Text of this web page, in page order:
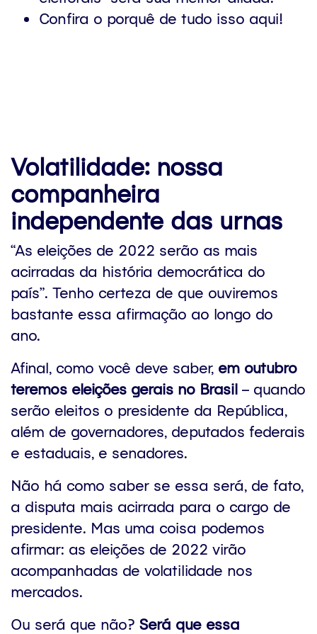
Confira o porquê de tudo isso aqui!
Volatilidade: nossa
companheira
independente das urnas
“As eleições de 2022 serão as mais
acirradas da história democrática do
país”. Tenho certeza de que ouviremos
bastante essa afirmação ao longo do
ano.
Afinal, como você deve saber, em outubro
teremos eleições gerais no Brasil – quando
serão eleitos o presidente da República,
além de governadores, deputados federais
e estaduais, e senadores.
Não há como saber se essa será, de fato,
a disputa mais acirrada para o cargo de
presidente. Mas uma coisa podemos
afirmar: as eleições de 2022 virão
acompanhadas de volatilidade nos
mercados.
Ou será que não? Será que essa